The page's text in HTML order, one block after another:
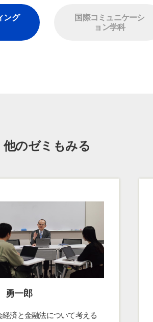
ング
国際コミュニケーシ
ョン学科
他のゼミもみる
一郎
経済と金融法について考える